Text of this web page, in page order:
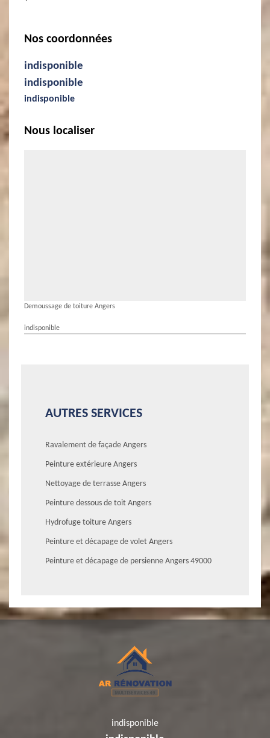
Nos coordonnées
indisponible
indisponible
indisponible
Nous localiser
Demoussage de toiture Angers
indisponible
AUTRES SERVICES
Ravalement de façade Angers
Peinture extérieure Angers
Nettoyage de terrasse Angers
Peinture dessous de toit Angers
Hydrofuge toiture Angers
Peinture et décapage de volet Angers
Peinture et décapage de persienne Angers 49000
indisponible